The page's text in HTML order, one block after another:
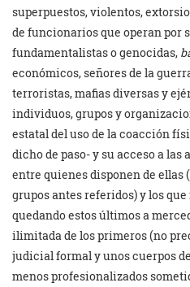
superpuestos, violentos,
de funcionarios que operan por
fundamentalistas o genocidas,
económicos, señores de la
terroristas, mafias diversas y
individuos, grupos y
estatal del uso de la coacción
dicho de paso- y su acceso a
entre quienes disponen de ellas
grupos antes referidos) y los
quedando estos últimos a
ilimitada de los primeros (no
judicial formal y unos cuerpos
menos profesionalizados